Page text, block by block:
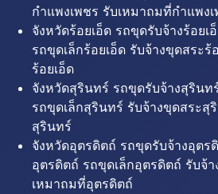
กำแพงเพชร รับเหมาถมที่กำแพง
จังหวัดร้อยเอ็ด รถขุดรับจ้างร้อยเ
รถขุดเล็กร้อยเอ็ด รับจ้างขุดสระร้
ร้อยเอ็ด
จังหวัดสุรินทร์ รถขุดรับจ้างสุรินท
รถขุดเล็กสุรินทร์ รับจ้างขุดสระสุ
สุรินทร์
จังหวัดอุตรดิตถ์ รถขุดรับจ้างอุตร
อุตรดิตถ์ รถขุดเล็กอุตรดิตถ์ รับจ้
เหมาถมที่อุตรดิตถ์